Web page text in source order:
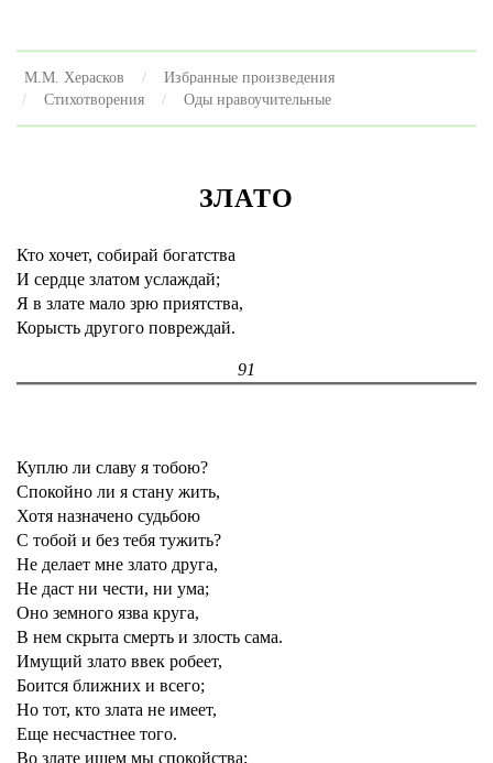
М.М. Херасков
Избранные произведения
Стихотворения
Оды нравоучительные
ЗЛАТО
Кто хочет, собирай богатства
И сердце златом услаждай;
Я в злате мало зрю приятства,
Корысть другого повреждай.
91
Куплю ли славу я тобою?
Спокойно ли я стану жить,
Хотя назначено судьбою
С тобой и без тебя тужить?
Не делает мне злато друга,
Не даст ни чести, ни ума;
Оно земного язва круга,
В нем скрыта смерть и злость сама.
Имущий злато ввек робеет,
Боится ближних и всего;
Но тот, кто злата не имеет,
Еще несчастнее того.
Во злате ищем мы спокойства;